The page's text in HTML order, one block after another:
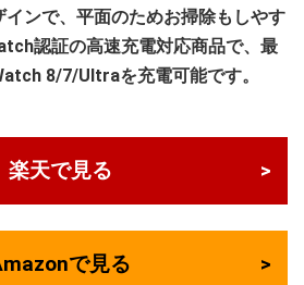
ンで、平面のためお掃除もしやす
認証の高速充電対応商品で、最
8/7/Ultraを充電可能です。
楽天で見る
で見る